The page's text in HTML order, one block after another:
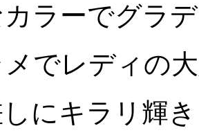
ラーでグラ
でレディの
にキラリ輝